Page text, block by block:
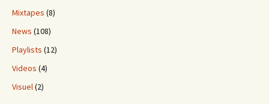
Mixtapes (8)
News (108)
Playlists (12)
Videos (4)
Visuel(2)